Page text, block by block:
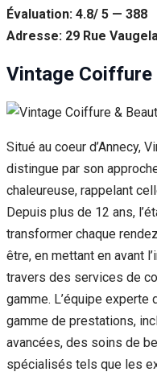
Évaluation: 4.8/ 5 — 388
Adresse: 29 Rue
Vintage Coiffure
Situé au coeur d’Annecy,
distingue par son
chaleureuse, rappelant
Depuis plus de 12 ans,
transformer chaque
être, en mettant en avant
travers des services de
gamme. L’équipe experte
gamme de prestations,
avancées, des soins de
spécialisés tels que les